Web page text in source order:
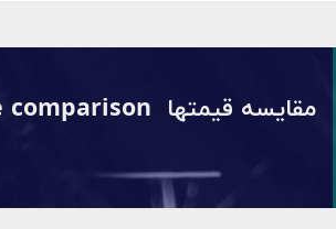
مقایسه قیمتها Price comparison